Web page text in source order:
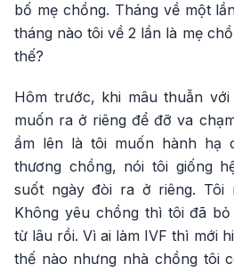
bố mẹ chồng. Tháng về một
tháng nào tôi về 2 lần là mẹ
thế?
Hôm trước, khi mâu thuẫn
muốn ra ở riêng để đỡ va
ầm lên là tôi muốn hành hạ
thương chồng, nói tôi giống
suốt ngày đòi ra ở riêng. Tôi
Không yêu chồng thì tôi đã
từ lâu rồi. Vì ai làm IVF thì mới
thế nào nhưng nhà chồng tôi